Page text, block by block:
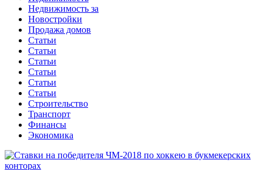
Недвижимость за
Новостройки
Продажа домов
Статьи
Статьи
Статьи
Статьи
Статьи
Статьи
Строительство
Транспорт
Финансы
Экономика